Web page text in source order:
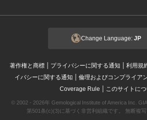
Change Language: JP
著作権と商標 | プライバシーに関する通知 | 利用規
イバシーに関する通知 | 倫理およびコンプライア
Coverage Rule | このサイトに
© 2002 - 2026年 Gemological Institute of America Inc.
第501条(c)(3)に基づく非営利組織です。 無断複写